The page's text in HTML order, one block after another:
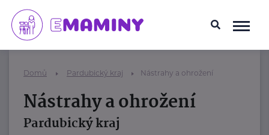
Domů Pardubický kraj Nástrahy a ohrožení
Nástrahy a ohrožení
Pardubický kraj